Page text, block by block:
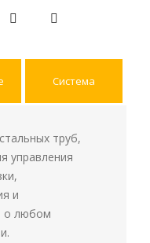
Система
труб,
управления
и
о любом